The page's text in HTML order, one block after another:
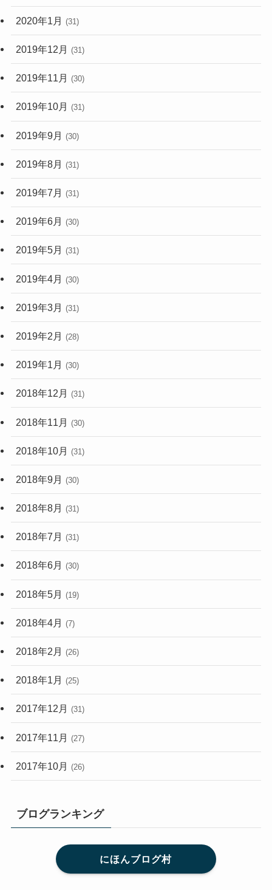
2020年1月 (31)
2019年12月 (31)
2019年11月 (30)
2019年10月 (31)
2019年9月 (30)
2019年8月 (31)
2019年7月 (31)
2019年6月 (30)
2019年5月 (31)
2019年4月 (30)
2019年3月 (31)
2019年2月 (28)
2019年1月 (30)
2018年12月 (31)
2018年11月 (30)
2018年10月 (31)
2018年9月 (30)
2018年8月 (31)
2018年7月 (31)
2018年6月 (30)
2018年5月 (19)
2018年4月 (7)
2018年2月 (26)
2018年1月 (25)
2017年12月 (31)
2017年11月 (27)
2017年10月 (26)
ブログランキング
にほんブログ村